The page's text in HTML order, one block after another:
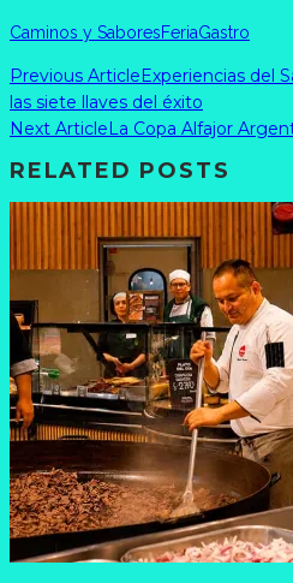
Caminos y SaboresFeriaGastro
Previous ArticleExperiencias del
las siete llaves del éxito
Next ArticleLa Copa Alfajor
RELATED POSTS